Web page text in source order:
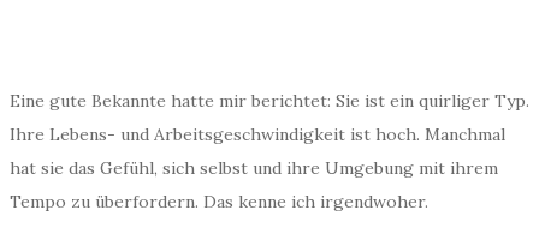
Eine gute Bekannte hatte mir berichtet: Sie ist ein quirliger Typ.
Ihre Lebens- und Arbeitsgeschwindigkeit ist hoch. Manchmal
hat sie das Gefühl, sich selbst und ihre Umgebung mit ihrem
Tempo zu überfordern. Das kenne ich irgendwoher.